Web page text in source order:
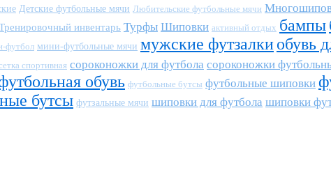
Детские футбольные мячи Любительские футбольные мячи
инвентарь Турфы Шиповки активный отдых бампы
футбол мини-футбольные мячи мужские футзалкиобувь
спортивная сороконожки для футбола сороконожки
обувь футбольные бутсы футбольные шиповки
бутсы футзальные мячи шиповки для футбола шиповки